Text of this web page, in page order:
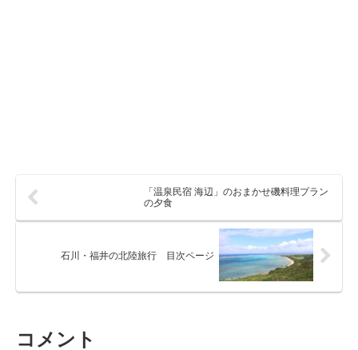
「温泉民宿 海辺」のおまかせ磯料理プラン
の夕食
石川・福井の北陸旅行 目次ページ
コメント